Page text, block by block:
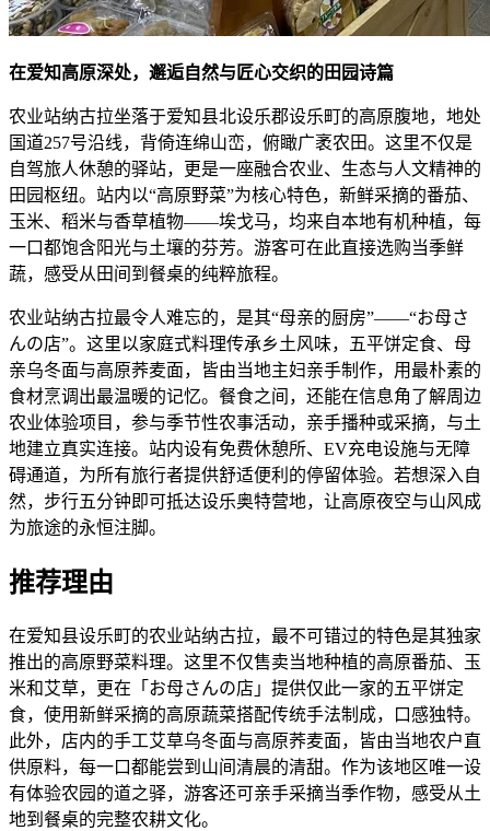
在爱知高原深处，邂逅自然与匠心交织的田园诗篇
农业站纳古拉坐落于爱知县北设乐郡设乐町的高原腹地，地处
国道257号沿线，背倚连绵山峦，俯瞰广袤农田。这里不仅是
自驾旅人休憩的驿站，更是一座融合农业、生态与人文精神的
田园枢纽。站内以“高原野菜”为核心特色，新鲜采摘的番茄、
玉米、稻米与香草植物——埃戈马，均来自本地有机种植，每
一口都饱含阳光与土壤的芬芳。游客可在此直接选购当季鲜
蔬，感受从田间到餐桌的纯粹旅程。
农业站纳古拉最令人难忘的，是其“母亲的厨房”——“お母さ
んの店”。这里以家庭式料理传承乡土风味，五平饼定食、母
亲乌冬面与高原荞麦面，皆由当地主妇亲手制作，用最朴素的
食材烹调出最温暖的记忆。餐食之间，还能在信息角了解周边
农业体验项目，参与季节性农事活动，亲手播种或采摘，与土
地建立真实连接。站内设有免费休憩所、EV充电设施与无障
碍通道，为所有旅行者提供舒适便利的停留体验。若想深入自
然，步行五分钟即可抵达设乐奥特营地，让高原夜空与山风成
为旅途的永恒注脚。
推荐理由
在爱知县设乐町的农业站纳古拉，最不可错过的特色是其独家
推出的高原野菜料理。这里不仅售卖当地种植的高原番茄、玉
米和艾草，更在「お母さんの店」提供仅此一家的五平饼定
食，使用新鲜采摘的高原蔬菜搭配传统手法制成，口感独特。
此外，店内的手工艾草乌冬面与高原荞麦面，皆由当地农户直
供原料，每一口都能尝到山间清晨的清甜。作为该地区唯一设
有体验农园的道之驿，游客还可亲手采摘当季作物，感受从土
地到餐桌的完整农耕文化。